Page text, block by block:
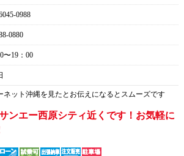
0988
0880
〜19：00
ネット沖縄を見たとお伝えになるとスムーズです
ンエー西原シティ近くです！お気軽に